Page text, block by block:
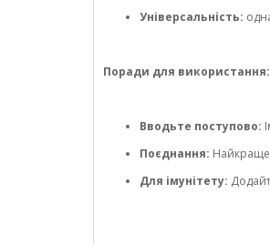
Універсальність:
Поради для використання:
Вводьте поступово:
Поєднання:
Для імунітету: